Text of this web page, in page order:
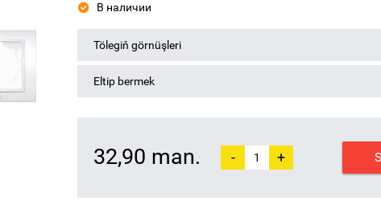
В наличии
Tölegiň görnüşleri
Eltip bermek
32,90 man. - +